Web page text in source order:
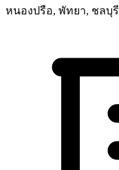
หนองปรือ, พัทยา, ชลบุรี